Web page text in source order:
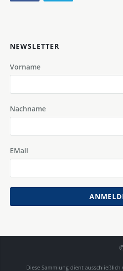
NEWSLETTER
Vorname
Nachname
EMail
Diese Sammlung dient